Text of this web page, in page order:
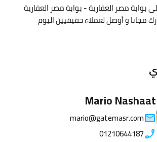
بوابة مصر العقارية - بوابة مصر العقارية
مجانا و أوصل لعملاء حقيقيين اليوم
Mario Nashaat
mario@gatemasr.com
01210644187